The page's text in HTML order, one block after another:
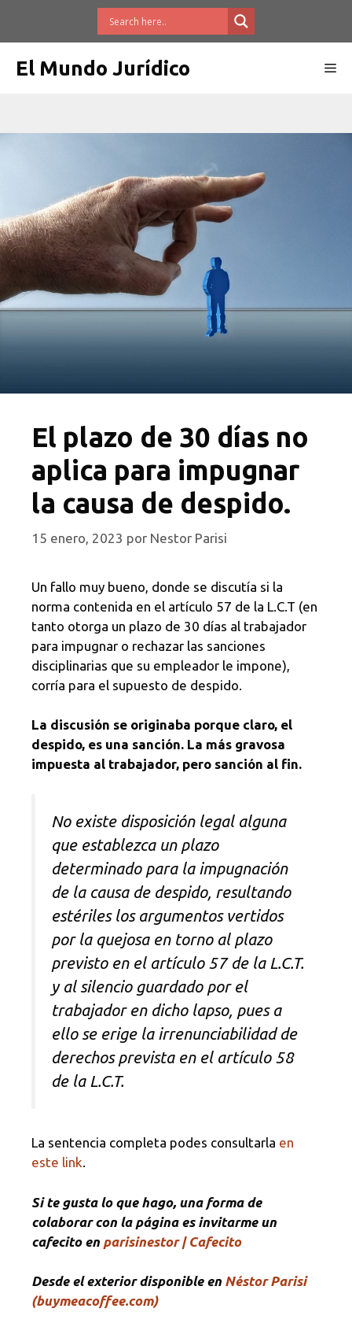
El Mundo Jurídico
El plazo de 30 días no
aplica para impugnar
la causa de despido.
15 enero, 2023 por Nestor Parisi
Un fallo muy bueno, donde se discutía si la
norma contenida en el artículo 57 de la L.C.T (en
tanto otorga un plazo de 30 días al trabajador
para impugnar o rechazar las sanciones
disciplinarias que su empleador le impone),
corría para el supuesto de despido.
La discusión se originaba porque claro, el
despido, es una sanción. La más gravosa
impuesta al trabajador, pero sanción al fin.
No existe disposición legal alguna
que establezca un plazo
determinado para la impugnación
de la causa de despido, resultando
estériles los argumentos vertidos
por la quejosa en torno al plazo
previsto en el artículo 57 de la L.C.T.
y al silencio guardado por el
trabajador en dicho lapso, pues a
ello se erige la irrenunciabilidad de
derechos prevista en el artículo 58
de la L.C.T.
La sentencia completa podes consultarla en
este link.
Si te gusta lo que hago, una forma de
colaborar con la página es invitarme un
cafecito en parisinestor | Cafecito
Desde el exterior disponible en Néstor Parisi
(buymeacoffee.com)